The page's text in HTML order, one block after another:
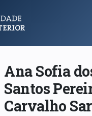
Ana Sofia
Santos
Carvalho